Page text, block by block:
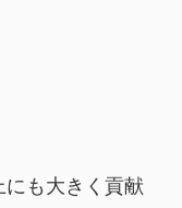
も大きく貢献